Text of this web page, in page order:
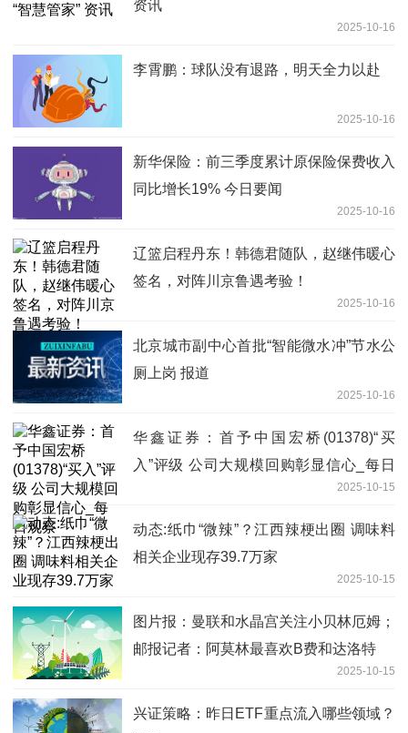
资讯
2025-10-16
李霄鹏：球队没有退路，明天全力以赴
2025-10-16
新华保险：前三季度累计原保险保费收入
同比增长19% 今日要闻
2025-10-16
辽篮启程丹东！韩德君随队，赵继伟暖心
签名，对阵川京鲁遇考验！
2025-10-16
北京城市副中心首批“智能微水冲”节水公
厕上岗 报道
2025-10-16
华鑫证券：首予中国宏桥(01378)“买
入”评级 公司大规模回购彰显信心_每日
2025-10-15
动态:纸巾“微辣”？江西辣梗出圈 调味料
相关企业现存39.7万家
2025-10-15
图片报：曼联和水晶宫关注小贝林厄姆；
邮报记者：阿莫林最喜欢B费和达洛特
2025-10-15
兴证策略：昨日ETF重点流入哪些领域？